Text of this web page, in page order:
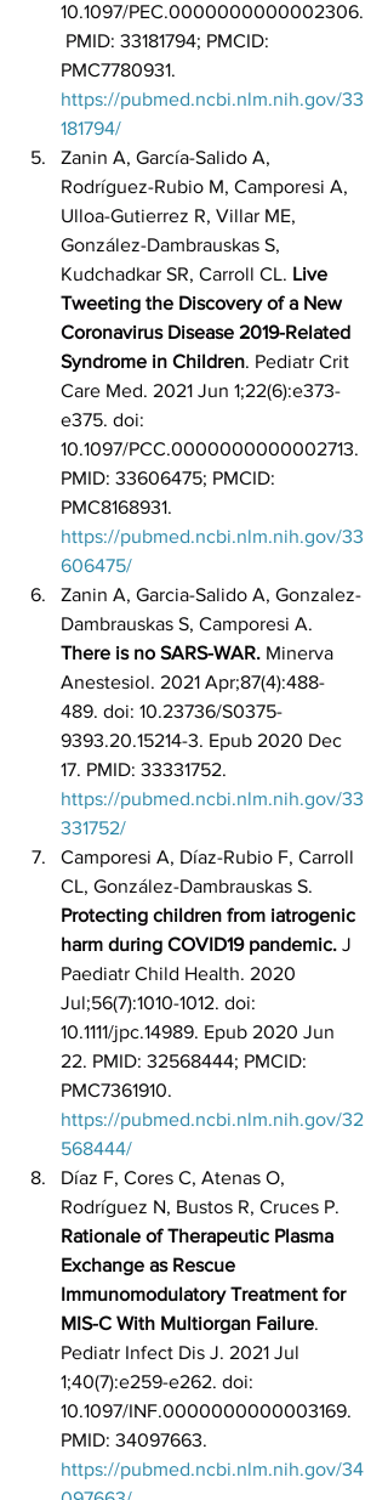
10.1097/PEC.0000000000002306.
PMID: 33181794; PMCID:
PMC7780931.
https://pubmed.ncbi.nlm.nih.gov/33
181794/
Zanin A, García-Salido A,
Rodríguez-Rubio M, Camporesi A,
Ulloa-Gutierrez R, Villar ME,
González-Dambrauskas S,
Kudchadkar SR, Carroll CL. Live
Tweeting the Discovery of a New
Coronavirus Disease 2019-Related
Syndrome in Children. Pediatr Crit
Care Med. 2021 Jun 1;22(6):e373-
e375. doi:
10.1097/PCC.0000000000002713.
PMID: 33606475; PMCID:
PMC8168931.
https://pubmed.ncbi.nlm.nih.gov/33
606475/
Zanin A, Garcia-Salido A, Gonzalez-
Dambrauskas S, Camporesi A.
There is no SARS-WAR. Minerva
Anestesiol. 2021 Apr;87(4):488-
489. doi: 10.23736/S0375-
9393.20.15214-3. Epub 2020 Dec
17. PMID: 33331752.
https://pubmed.ncbi.nlm.nih.gov/33
331752/
Camporesi A, Díaz-Rubio F, Carroll
CL, González-Dambrauskas S.
Protecting children from iatrogenic
harm during COVID19 pandemic. J
Paediatr Child Health. 2020
Jul;56(7):1010-1012. doi:
10.1111/jpc.14989. Epub 2020 Jun
22. PMID: 32568444; PMCID:
PMC7361910.
https://pubmed.ncbi.nlm.nih.gov/32
568444/
Díaz F, Cores C, Atenas O,
Rodríguez N, Bustos R, Cruces P.
Rationale of Therapeutic Plasma
Exchange as Rescue
Immunomodulatory Treatment for
MIS-C With Multiorgan Failure.
Pediatr Infect Dis J. 2021 Jul
1;40(7):e259-e262. doi:
10.1097/INF.0000000000003169.
PMID: 34097663.
https://pubmed.ncbi.nlm.nih.gov/34